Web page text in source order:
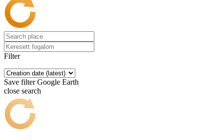
Filter
Save filter Google Earth
close search